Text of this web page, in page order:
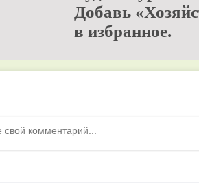
Добавь
в избранное.